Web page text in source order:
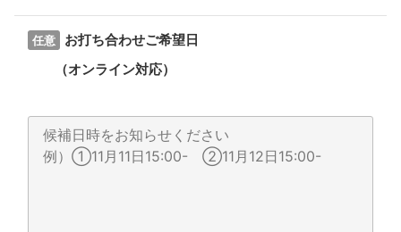
任意
お打ち合わせご希望日
（オンライン対応）